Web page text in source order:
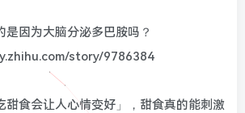
是因为大脑分泌多巴胺吗？
story/9786384
甜食会让人心情变好」，甜食真的能刺激